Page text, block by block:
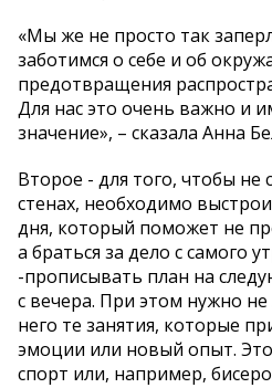
«Мы же не просто так
заботимся о себе и об
предотвращения
Для нас это очень важно и
значение», – сказала Анна
Второе - для того, чтобы не
стенах, необходимо
дня, который поможет не
а браться за дело с самого
-прописывать план на
с вечера. При этом нужно
него те занятия, которые
эмоции или новый опыт.
спорт или, например,